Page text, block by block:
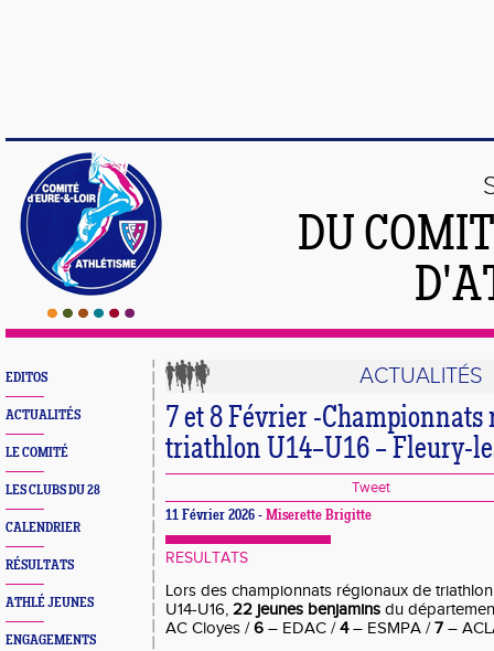
DU
EDITOS
ACTUALITÉS
LE COMITÉ
LES CLUBS DU 28
CALENDRIER
RÉSULTATS
ATHLÉ JEUNES
ENGAGEMENTS
ACTUALITÉS
7 et 8 Février -Championnats
triathlon U14–U16 – Fleury-
Tweet
11 Février 2026 - Miserette Brigitte
RESULTATS
Lors des championnats régionaux de
U14-U16, 22 jeunes benjamins du
AC Cloyes /6 – EDAC /4– ESMPA /7 –